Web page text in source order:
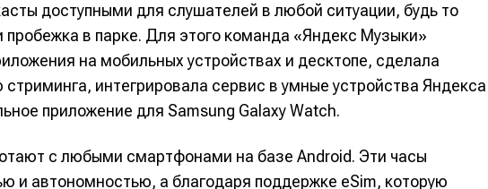
Написание
Исполнение
Инструменты
Написание
Исполнение
Инструменты
доступными для слушателей в любой ситуации, будь то
в парке. Для этого команда «Яндекс Музыки»
на мобильных устройствах и десктопе, сделала
интегрировала сервис в умные устройства Яндекса
приложение для Samsung Galaxy Watch.
с любыми смартфонами на базе Android. Эти часы
и автономностью, а благодаря поддержке eSim, которую